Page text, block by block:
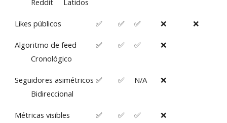
Reddit
Latidos
Likes públicos ✅ ✅ ✅ ❌ ❌
Algoritmo de feed ✅ ✅ ✅
❌
Cronológico
Seguidores asimétricos ✅ ✅ N/A
❌
Bidireccional
Métricas visibles ✅ ✅ ✅
❌